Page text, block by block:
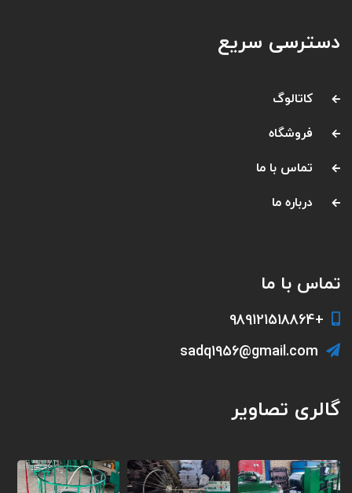
دسترسی سریع
کاتالوگ
فروشگاه
تماس با ما
درباره ما
تماس با ما
+989121518864
sadq1956@gmail.com
گالری تصاویر